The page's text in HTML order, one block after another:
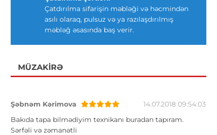
Çatdırılma sifarişin məbləği və həcmindən
asılı olaraq, pulsuz və ya razılaşdırılmış
məbləğ əsasında baş verir.
MÜZAKIRƏ
Şəbnəm Kərimova
14.07.2018 09:54:03
Bakıda tapa bilmədiyim texnikanı buradan tapıram.
Sərfəli və zəmanətli